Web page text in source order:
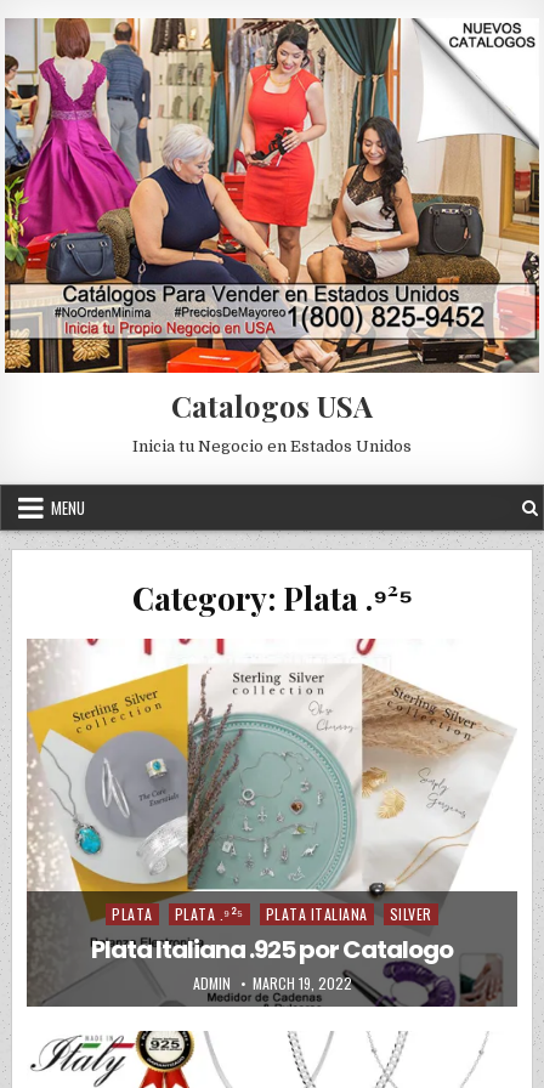
Catalogos USA
Inicia tu Negocio en Estados Unidos
MENU
Category: Plata .⁹²⁵
Posted in
PLATA PLATA .⁹²⁵ PLATA ITALIANA SILVER
Plata Italiana .925 por Catalogo
AUTHOR:
ADMIN PUBLISHED DATE:
MARCH 19, 2022